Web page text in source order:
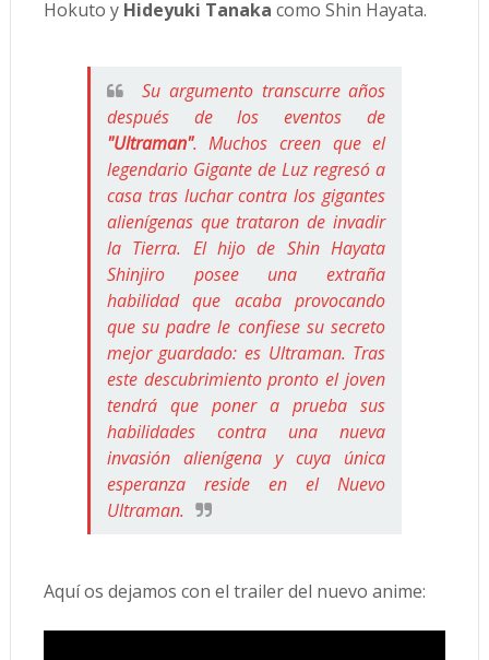
Hokuto y Hideyuki Tanaka como Shin Hayata.
Su argumento transcurre años
después de los eventos de
"Ultraman". Muchos creen que el
legendario Gigante de Luz regresó a
casa tras luchar contra los gigantes
alienígenas que trataron de invadir
la Tierra. El hijo de Shin Hayata
Shinjiro posee una extraña
habilidad que acaba provocando
que su padre le confiese su secreto
mejor guardado: es Ultraman. Tras
este descubrimiento pronto el joven
tendrá que poner a prueba sus
habilidades contra una nueva
invasión alienígena y cuya única
esperanza reside en el Nuevo
Ultraman.
Aquí os dejamos con el trailer del nuevo anime: